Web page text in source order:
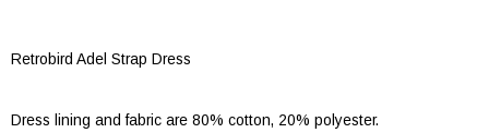
Retrobird Adel Strap Dress
Dress lining and fabric are 80% cotton, 20% polyester.